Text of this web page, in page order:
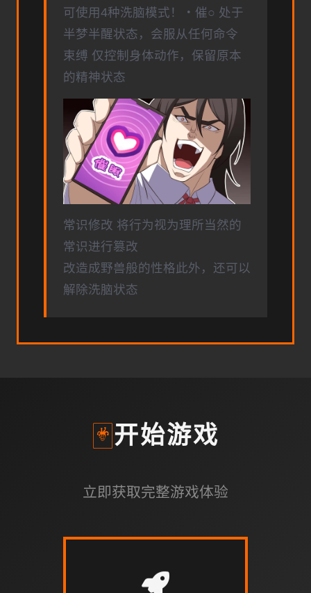
可使用4种洗脑模式！・催○ 处于
半梦半醒状态，会服从任何命令
束缚 仅控制身体动作，保留原本
的精神状态
常识修改 将行为视为理所当然的
常识进行篡改
改造成野兽般的性格此外，还可以
解除洗脑状态
🃏 开始游戏
立即获取完整游戏体验